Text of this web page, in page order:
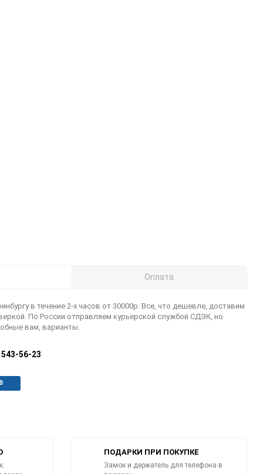
Оплата
в течение 2-х часов от 30000р. Все, что дешевле, доставим
По России отправляем курьерской службой СДЭК, но
вам, варианты.
543-56-23
ПОДАРКИ ПРИ ПОКУПКЕ
Замок и держатель для телефона в